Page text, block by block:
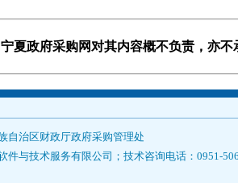
政府采购网对其内容概不负责，亦不
自治区财政厅政府采购管理处
件与技术服务有限公司；技术咨询电话：0951-